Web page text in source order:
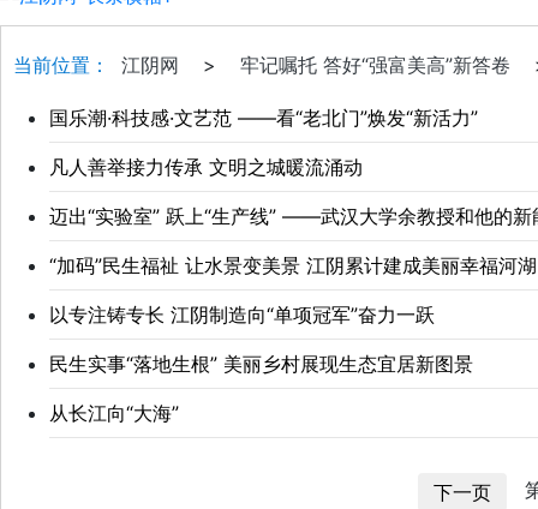
当前位置： 江阴网 > 牢记嘱托 答好“强富美高”新答卷
国乐潮·科技感·文艺范 ——看“老北门”焕发“新活力”
凡人善举接力传承 文明之城暖流涌动
迈出“实验室” 跃上“生产线” ——武汉大学余教授和他的
“加码”民生福祉 让水景变美景 江阴累计建成美丽幸福河
以专注铸专长 江阴制造向“单项冠军”奋力一跃
民生实事“落地生根” 美丽乡村展现生态宜居新图景
从长江向“大海”
下一页